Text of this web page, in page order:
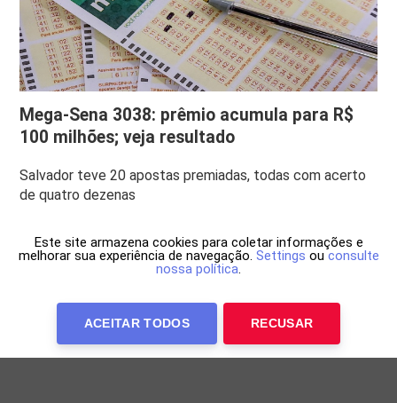
Mega-Sena 3038: prêmio acumula para R$
100 milhões; veja resultado
Salvador teve 20 apostas premiadas, todas com acerto
de quatro dezenas
Este site armazena cookies para coletar informações e
melhorar sua experiência de navegação. Settings ou consulte
nossa política.
ACEITAR TODOS RECUSAR